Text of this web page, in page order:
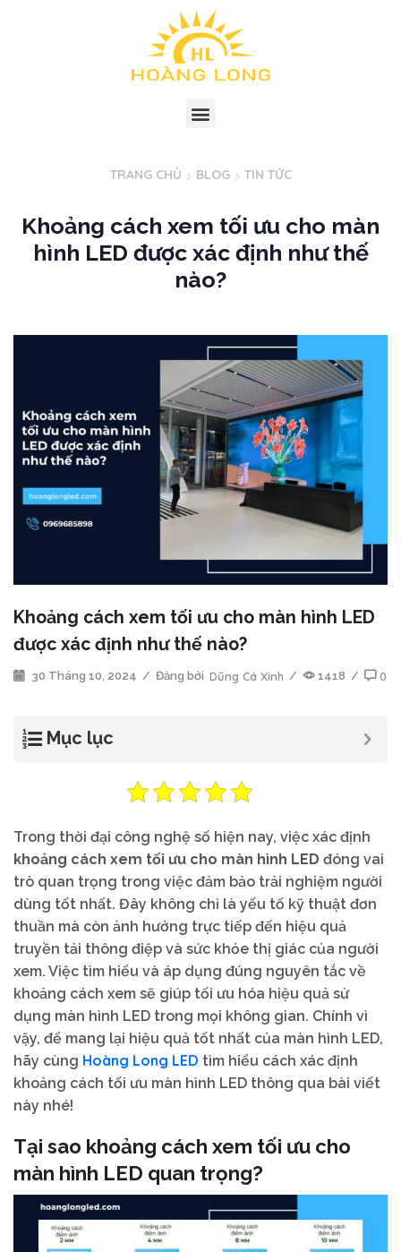
TRANG CHỦ BLOG TIN TỨC
Khoảng cách xem tối ưu cho màn
hình LED được xác định như thế
nào?
Khoảng cách xem tối ưu cho màn hình LED
được xác định như thế nào?
30 Tháng 10, 2024 / Đăng bởi Dũng Cá Xinh / 1418 / 0
Mục lục
Trong thời đại công nghệ số hiện nay, việc xác định
khoảng cách xem tối ưu cho màn hình LED đóng vai
trò quan trọng trong việc đảm bảo trải nghiệm người
dùng tốt nhất. Đây không chỉ là yếu tố kỹ thuật đơn
thuần mà còn ảnh hưởng trực tiếp đến hiệu quả
truyền tải thông điệp và sức khỏe thị giác của người
xem. Việc tìm hiểu và áp dụng đúng nguyên tắc về
khoảng cách xem sẽ giúp tối ưu hóa hiệu quả sử
dụng màn hình LED trong mọi không gian. Chính vì
vậy, để mang lại hiệu quả tốt nhất của màn hình LED,
hãy cùng Hoàng Long LED tìm hiểu cách xác định
khoảng cách tối ưu màn hình LED thông qua bài viết
này nhé!
Tại sao khoảng cách xem tối ưu cho
màn hình LED quan trọng?